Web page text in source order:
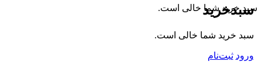
سبدخرید
سبد خرید شما خالی است.
ورود ثبت‌نام
سبد خرید شما خالی است.